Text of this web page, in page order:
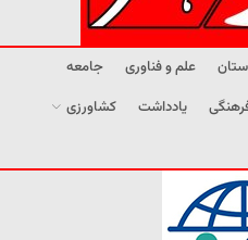
علم و فناوری
جامعه
یادداشت
کشاورزی